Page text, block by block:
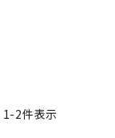
1-2件表示